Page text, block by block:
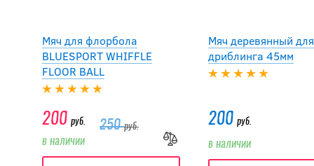
Мяч для флорбола
BLUESPORT WHIFFLE
FLOOR BALL
200 руб. 250руб.
в наличии
Мяч деревянный для
дриблинга 45мм
200 руб.
в наличии